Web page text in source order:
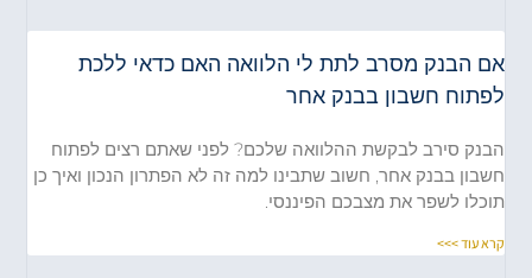
אם הבנק מסרב לתת לי הלוואה האם כדאי ללכת
לפתוח חשבון בבנק אחר
הבנק סירב לבקשת ההלוואה שלכם? לפני שאתם רצים לפתוח
חשבון בבנק אחר, חשוב שתבינו למה זה לא הפתרון הנכון ואיך כן
תוכלו לשפר את מצבכם הפיננסי.
קרא עוד >>>